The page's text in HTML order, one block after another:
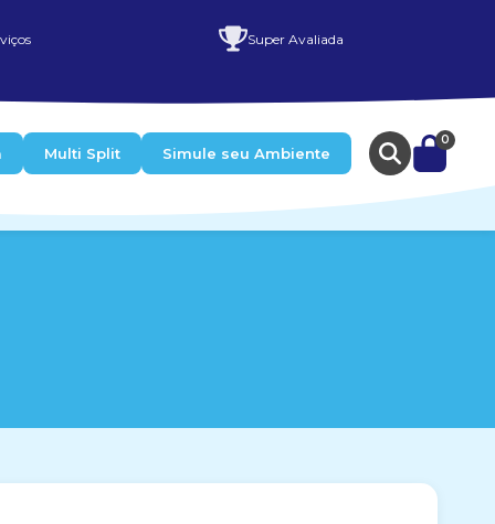
Super Avaliada
Multi Split Simule seu Ambiente
0